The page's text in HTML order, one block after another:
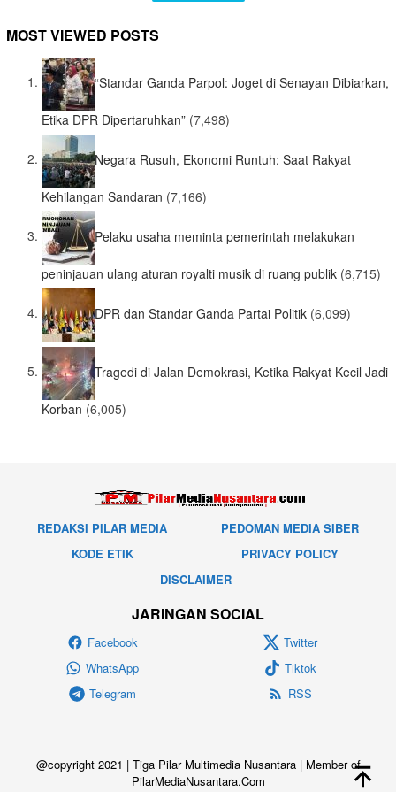
MOST VIEWED POSTS
“Standar Ganda Parpol: Joget di Senayan Dibiarkan,
Etika DPR Dipertaruhkan” (7,498)
Negara Rusuh, Ekonomi Runtuh: Saat Rakyat
Kehilangan Sandaran (7,166)
Pelaku usaha meminta pemerintah melakukan
peninjauan ulang aturan royalti musik di ruang publik (6,715)
DPR dan Standar Ganda Partai Politik (6,099)
Tragedi di Jalan Demokrasi, Ketika Rakyat Kecil Jadi
Korban (6,005)
REDAKSI PILAR MEDIA
PEDOMAN MEDIA SIBER
KODE ETIK
PRIVACY POLICY
DISCLAIMER
JARINGAN SOCIAL
Facebook
Twitter
WhatsApp
Tiktok
Telegram
RSS
@copyright 2021 | Tiga Pilar Multimedia Nusantara | Member of
PilarMediaNusantara.Com